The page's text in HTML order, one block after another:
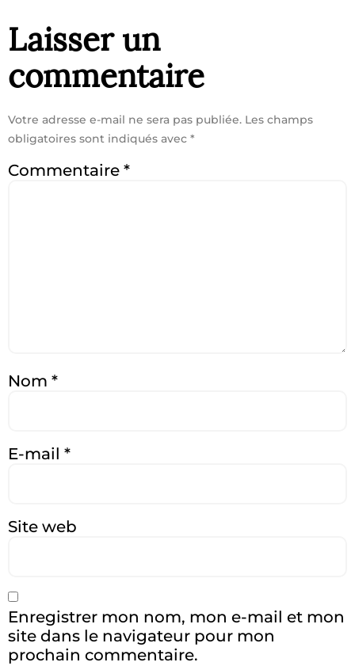
Laisser un
commentaire
Votre adresse e-mail ne sera pas publiée. Les champs
obligatoires sont indiqués avec *
Commentaire *
Nom *
E-mail *
Site web
Enregistrer mon nom, mon e-mail et mon
site dans le navigateur pour mon
prochain commentaire.